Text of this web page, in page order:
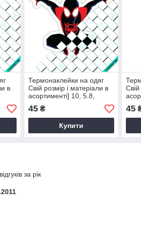
в
Термонаклейки на одяг
Свій розмір і матеріали в
асортименті] 10, 5.8,
45₴
Купити
45
за рік